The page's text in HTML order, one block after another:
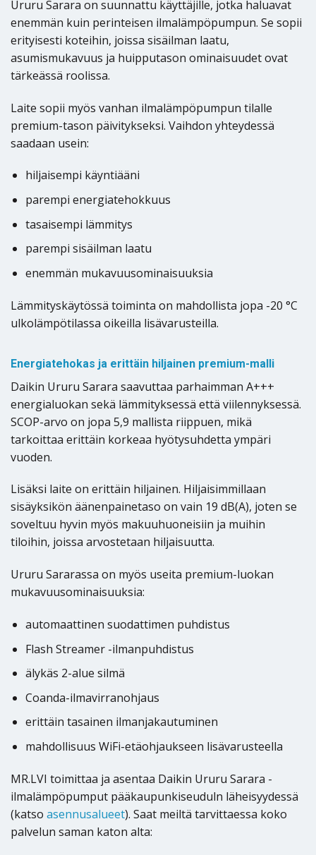
Ururu Sarara on suunnattu käyttäjille, jotka haluavat
enemmän kuin perinteisen ilmalämpöpumpun. Se sopii
erityisesti koteihin, joissa sisäilman laatu,
asumismukavuus ja huipputason ominaisuudet ovat
tärkeässä roolissa.
Laite sopii myös vanhan ilmalämpöpumpun tilalle
premium-tason päivitykseksi. Vaihdon yhteydessä
saadaan usein:
hiljaisempi käyntiääni
parempi energiatehokkuus
tasaisempi lämmitys
parempi sisäilman laatu
enemmän mukavuusominaisuuksia
Lämmityskäytössä toiminta on mahdollista jopa -20 °C
ulkolämpötilassa oikeilla lisävarusteilla.
Energiatehokas ja erittäin hiljainen premium-malli
Daikin Ururu Sarara saavuttaa parhaimman A+++
energialuokan sekä lämmityksessä että viilennyksessä.
SCOP-arvo on jopa 5,9 mallista riippuen, mikä
tarkoittaa erittäin korkeaa hyötysuhdetta ympäri
vuoden.
Lisäksi laite on erittäin hiljainen. Hiljaisimmillaan
sisäyksikön äänenpainetaso on vain 19 dB(A), joten se
soveltuu hyvin myös makuuhuoneisiin ja muihin
tiloihin, joissa arvostetaan hiljaisuutta.
Ururu Sararassa on myös useita premium-luokan
mukavuusominaisuuksia:
automaattinen suodattimen puhdistus
Flash Streamer -ilmanpuhdistus
älykäs 2-alue silmä
Coanda-ilmavirranohjaus
erittäin tasainen ilmanjakautuminen
mahdollisuus WiFi-etäohjaukseen lisävarusteella
MR.LVI toimittaa ja asentaa Daikin Ururu Sarara -
ilmalämpöpumput pääkaupunkiseuduln läheisyydessä
(katso asennusalueet). Saat meiltä tarvittaessa koko
palvelun saman katon alta: